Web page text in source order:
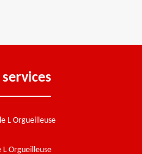
L Orgueilleuse
Orgueilleuse